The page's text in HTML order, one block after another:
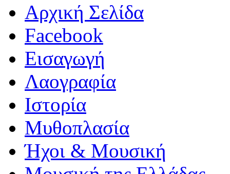
Αρχική Σελίδα
Facebook
Εισαγωγή
Λαογραφία
Ιστορία
Μυθοπλασία
Ήχοι & Μουσική